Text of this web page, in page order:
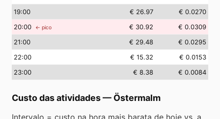
19:00 € 26.97
€ 0.0270
20:00 ← pico € 30.92
€ 0.0309
21:00 € 29.48
€ 0.0295
22:00 € 15.32
€ 0.0153
23:00 € 8.38 € 0.0084
Custo das atividades— Östermalm
Intervalo = custo na hora mais barata de hoje vs. a